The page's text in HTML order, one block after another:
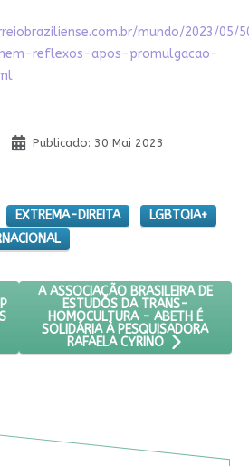
mundo/2023/05/
reflexos-apos-promulgacao-
Publicado: 30 Mai 2023
EXTREMA-DIREITA
LGBTQIA+
DESENVOLVIDO NA USP
PRÓXIMO ARTIGO: A ASSOCIAÇÃO
A ASSOCIAÇÃO BRASILEIRA DE
ESTUDOS DA TRANS-
HOMOCULTURA - ABETH É
SOLIDÁRIA À PESQUISADORA
RAFAELA CYRINO